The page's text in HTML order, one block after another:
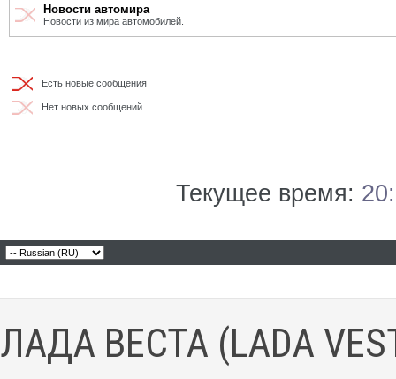
Новости автомира
Новости из мира автомобилей.
Есть новые сообщения
Нет новых сообщений
Текущее время:
ЛАДА ВЕСТА (LADA